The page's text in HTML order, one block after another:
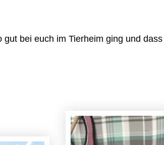
bei euch im Tierheim ging und